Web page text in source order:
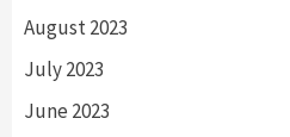
August 2023
July 2023
June 2023